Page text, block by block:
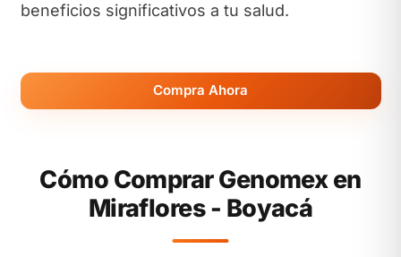
beneficios significativos a tu salud.
Compra Ahora
Cómo Comprar Genomex en
Miraflores - Boyacá